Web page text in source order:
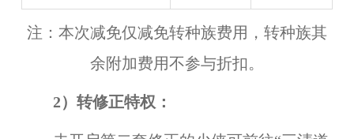
注：本次减免仅减免转种族费用，转种族其
余附加费用不参与折扣。
2） 转修正特权：